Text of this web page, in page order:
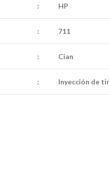
: HP
: 711
: Cian
: Inyección de